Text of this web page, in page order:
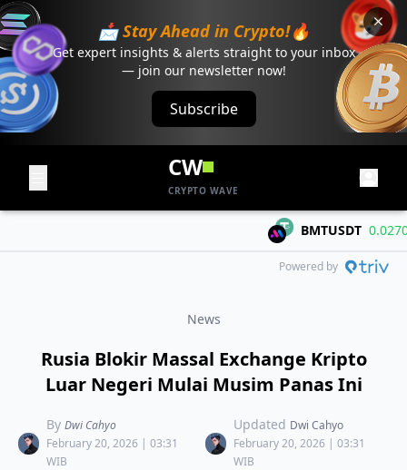
📩 Stay Ahead in Crypto!🔥
Get expert insights & alerts straight to your inbox
— join our newsletter now!
Subscribe
CW
CRYPTO WAVE
BMTUSDT 0.02702
Powered by
News
Rusia Blokir Massal Exchange Kripto
Luar Negeri Mulai Musim Panas Ini
By Dwi Cahyo
February 20, 2026 | 03:31
WIB
Updated Dwi Cahyo
February 20, 2026 | 03:31
WIB